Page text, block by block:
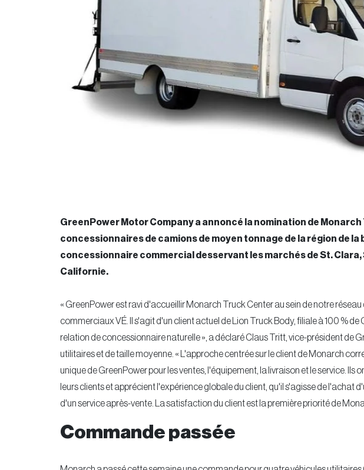
GreenPower Motor Company a annoncé la nomination de
concessionnaires de camions de moyen tonnage de la région de la
concessionnaire commercial desservant les marchés de St. Clara,
Californie.
« GreenPower est ravi d'accueillir Monarch Truck Center au sein de notre
commerciaux VÉ. Il s'agit d'un client actuel de Lion Truck Body, filiale à 100 %
relation de concessionnaire naturelle », a déclaré Claus Tritt, vice-président de
utilitaires et de taille moyenne. « L'approche centrée sur le client de Monarch
unique de GreenPower pour les ventes, l'équipement, la livraison et le service. Ils
leurs clients et apprécient l'expérience globale du client, qu'il s'agisse de l'achat
d'un service après-vente. La satisfaction du client est la première priorité de
Commande passée